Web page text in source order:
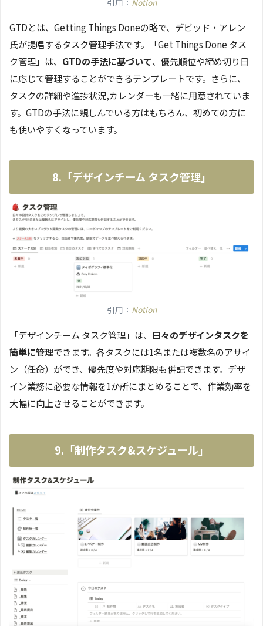
引用： Notion
GTDとは、Getting Things Doneの略で、デビッド・アレン
氏が提唱するタスク管理手法です。「Get Things Done タス
ク管理」は、 GTDの手法に基づいて、優先順位や締め切り日
に応じて管理することができるテンプレートです。さらに、
タスクの詳細や進捗状況,カレンダーも一緒に用意されていま
す。GTDの手法に親しんでいる方はもちろん、初めての方に
も使いやすくなっています。
8.「デザインチーム タスク管理」
引用： Notion
「デザインチーム タスク管理」は、 日々のデザインタスクを
簡単に管理できます。各タスクには1名または複数名のアサイ
ン（任命）ができ、優先度や対応期限も併記できます。デザ
イン業務に必要な情報を1か所にまとめることで、作業効率を
大幅に向上させることができます。
9.「制作タスク&スケジュール」